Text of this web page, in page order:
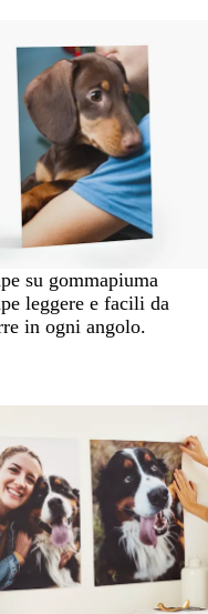
su gommapiuma
leggere e facili da
in ogni angolo.